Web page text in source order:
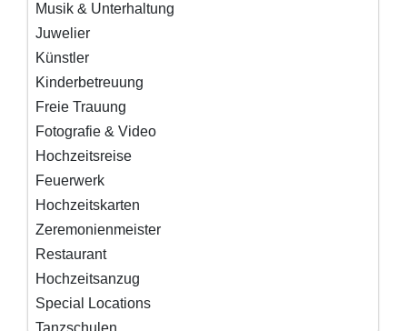
Musik & Unterhaltung
Juwelier
Künstler
Kinderbetreuung
Freie Trauung
Fotografie & Video
Hochzeitsreise
Feuerwerk
Hochzeitskarten
Zeremonienmeister
Restaurant
Hochzeitsanzug
Special Locations